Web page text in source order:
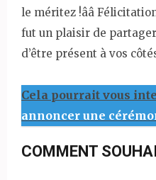
le méritez !ââ
fut un plaisir de
d’être présent à vos
Cela pourrait vous
annoncer une
COMMENT